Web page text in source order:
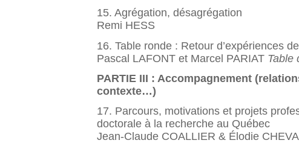
15. Agrégation, désagrégation
Remi HESS
16. Table ronde : Retour d’expériences
Pascal LAFONT et Marcel PARIAT Table
PARTIE III : Accompagnement
contexte…)
17. Parcours, motivations et projets
doctorale à la recherche au Québec
Jean-Claude COALLIER & Élodie